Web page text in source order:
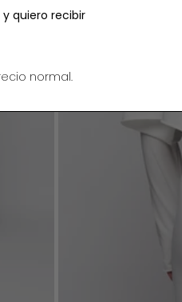
quiero recibir
normal.